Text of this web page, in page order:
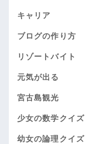
キャリア
ブログの作り方
リゾートバイト
元気が出る
宮古島観光
少女の数学クイズ
幼女の論理クイズ